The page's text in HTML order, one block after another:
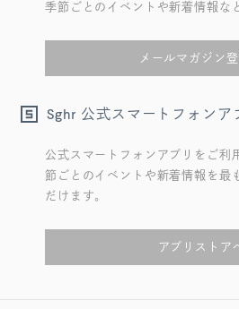
季節ごとのイベントや新着情報な
メールマガジン
Sghr 公式スマートフォンア
公式スマートフォンアプリをご利
節ごとのイベントや新着情報を最
だけます。
アプリストア